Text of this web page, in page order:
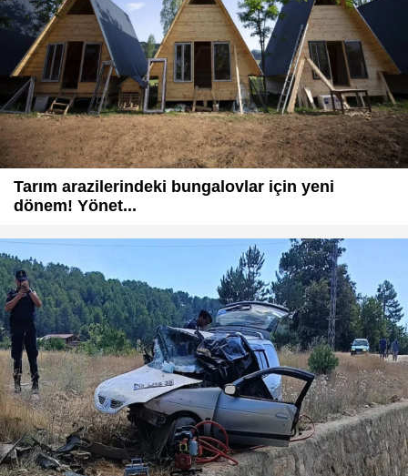
Tarım arazilerindeki bungalovlar için yeni
dönem! Yönet...